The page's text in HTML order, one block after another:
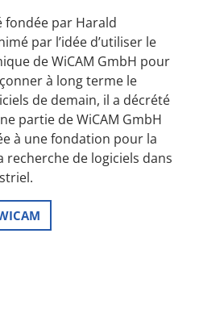
fondée par Harald
par l’idée d’utiliser le
de WiCAM GmbH pour
à long terme le
de demain, il a décrété
partie de WiCAM GmbH
à une fondation pour la
de logiciels dans